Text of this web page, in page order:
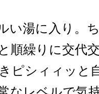
い湯に入り。
順繰りに交代
ピシィィッと